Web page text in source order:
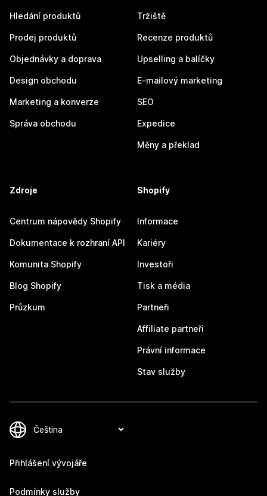
Hledání produktů
Prodej produktů
Objednávky a doprava
Design obchodu
Marketing a konverze
Správa obchodu
Tržiště
Recenze produktů
Upselling a balíčky
E-mailový marketing
SEO
Expedice
Měny a překlad
Zdroje
Centrum nápovědy Shopify
Dokumentace k rozhraní API
Komunita Shopify
Blog Shopify
Průzkum
Shopify
Informace
Kariéry
Investoři
Tisk a média
Partneři
Affiliate partneři
Právní informace
Stav služby
Přihlášení vývojáře
Podmínky služby